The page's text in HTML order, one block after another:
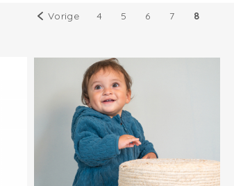
Vorige 4 5 6 7 8